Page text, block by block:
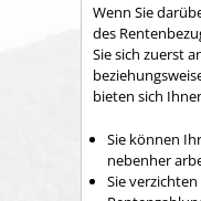
Wenn Sie
des
Sie sich zuerst
bieten sich
Sie können
nebenher
Sie